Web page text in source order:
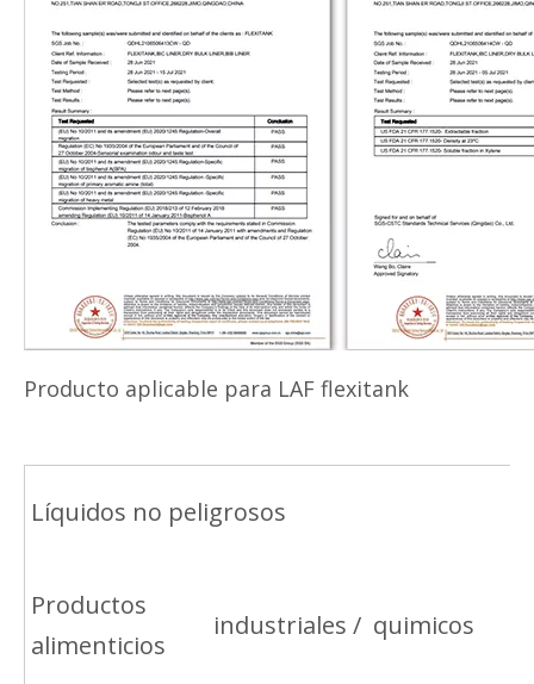
Producto aplicable para LAF flexitank
Líquidos no peligrosos
Productos
alimenticios
industriales / quimicos